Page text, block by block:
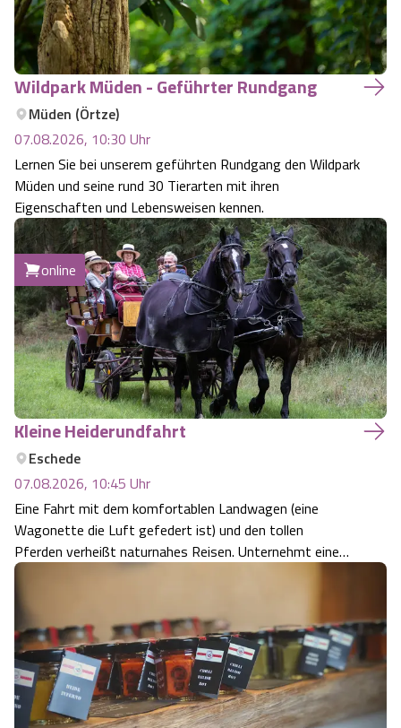
Angebote
Kontakt
Urlaub auf dem Bauernhof
Landschaftsführungen
Battle Kart Bispingen
Adventure District Bispingen
Ausflugsziele
Wildpark Müden - Geführter Rundgang
Müden (Örtze)
07.08.2026, 10:30 Uhr
Lernen Sie bei unserem geführten Rundgang den Wildpark
Müden und seine rund 30 Tierarten mit ihren
Eigenschaften und Lebensweisen kennen.
online
Kleine Heiderundfahrt
Eschede
07.08.2026, 10:45 Uhr
Eine Fahrt mit dem komfortablen Landwagen (eine
Wagonette die Luft gefedert ist) und den tollen
Pferden verheißt naturnahes Reisen. Unternehmt eine
ebenso spannende wie erlebnisreiche Entdeckeungs-
seiner landschaftlichen Vielfalt.